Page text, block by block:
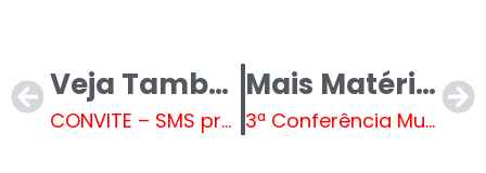
Veja Também
CONVITE – SMS promove nesta quinta-feira, dia 30, 1ª reunião de 2025 do Comitê da Dengue
Mais Matérias
3ª Conferência Municipal de Meio Ambiente promove debates e aprova propostas para o desenvolvimento sustentável de Três Lagoas